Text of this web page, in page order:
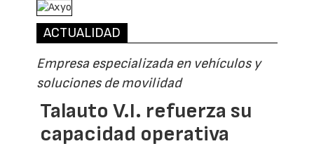
ACTUALIDAD
Empresa especializada en vehículos y
soluciones de movilidad
Talauto V.I. refuerza su
capacidad operativa